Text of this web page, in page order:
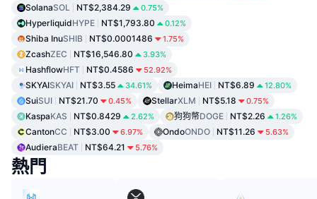
SolanaSOL NT$2,384.29 0.75%
HyperliquidHYPE NT$1,793.80 0.12%
Shiba InuSHIB NT$0.0001486 1.75%
ZcashZEC NT$16,546.80 3.93%
HashflowHFT NT$0.4586 52.92%
SKYAISKYAI NT$3.55 34.61% HeimaHEI NT$6.89 12.80%
SuiSUI NT$21.70 0.45% StellarXLM NT$5.18 0.75%
KaspaKAS NT$0.8429 2.62% 狗狗幣DOGE NT$2.26 1.26%
CantonCC NT$3.00 6.97% OndoONDO NT$11.26 5.63%
AudieraBEAT NT$64.21 5.76%
熱門